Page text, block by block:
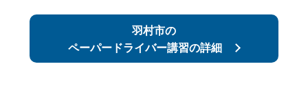
羽村市の
ペーパードライバー講習の詳細